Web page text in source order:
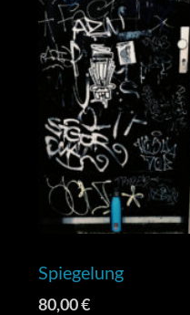
Spiegelung
80,00€